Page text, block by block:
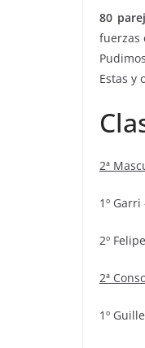
80
fuerzas
Estas y
2ª
1º
2º
2ª
1º